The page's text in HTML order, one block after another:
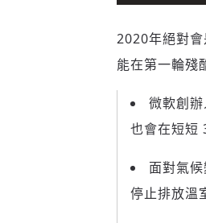
2020年絕對
能在第一輪殘
微軟創
也會在短短
面對氣
停止排放溫